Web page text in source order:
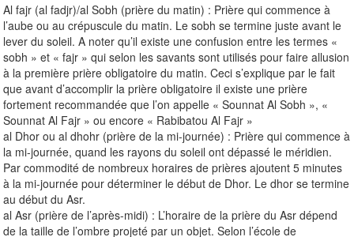
Al fajr (al fadjr)/al Sobh (prière du matin) : Prière qui commence à
l’aube ou au crépuscule du matin. Le sobh se termine juste avant le
lever du soleil. A noter qu’il existe une confusion entre les termes «
sobh » et « fajr » qui selon les savants sont utilisés pour faire allusion
à la première prière obligatoire du matin. Ceci s’explique par le fait
que avant d’accomplir la prière obligatoire il existe une prière
fortement recommandée que l’on appelle « Sounnat Al Sobh », «
Sounnat Al Fajr » ou encore « Rabibatou Al Fajr »
al Dhor ou al dhohr (prière de la mi-journée) : Prière qui commence à
la mi-journée, quand les rayons du soleil ont dépassé le méridien.
Par commodité de nombreux horaires de prières ajoutent 5 minutes
à la mi-journée pour déterminer le début de Dhor. Le dhor se termine
au début du Asr.
al Asr (prière de l’après-midi) : L’horaire de la prière du Asr dépend
de la taille de l’ombre projeté par un objet. Selon l’école de